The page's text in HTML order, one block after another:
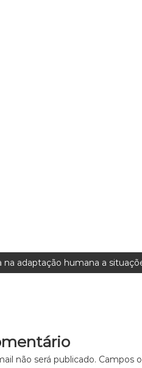
na adaptação humana a
não será publicado. Campos